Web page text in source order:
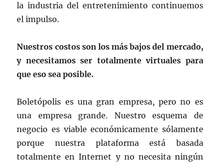
la industria del entretenimiento continuemos
el impulso.
Nuestros costos son los más bajos del mercado,
y necesitamos ser totalmente virtuales para
que eso sea posible.
Boletópolis es una gran empresa, pero no es
una empresa grande. Nuestro esquema de
negocio es viable económicamente sólamente
porque nuestra plataforma está basada
totalmente en Internet y no necesita ningún